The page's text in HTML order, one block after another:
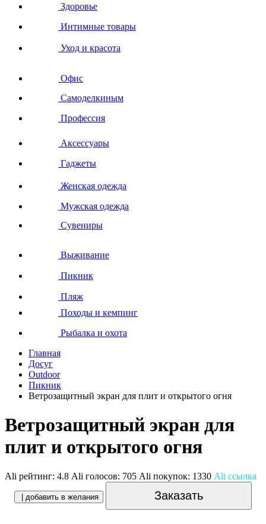
Здоровье
Интимные товары
Уход и красота
Офис
Самоделкиным
Профессия
Аксессуары
Гаджеты
Женская одежда
Мужская одежда
Сувениры
Выживание
Пикник
Пляж
Походы и кемпинг
Рыбалка и охота
Главная
Досуг
Outdoor
Пикник
Ветрозащитный экран для плит и открытого огня
Ветрозащитный экран для
плит и открытого огня
Ali рейтинг: 4.8 Ali голосов: 705 Ali покупок: 1330 Ali ссылка
| добавить в желания Заказать